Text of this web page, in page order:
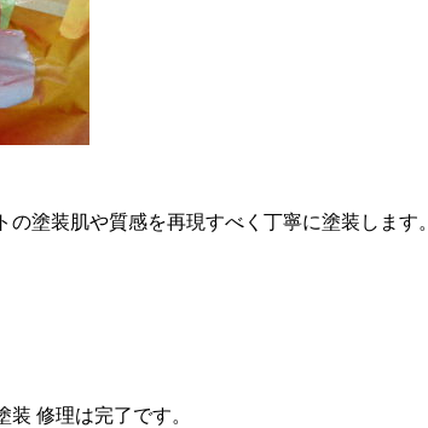
塗装肌や質感を再現すべく丁寧に塗装します
修理は完了です。